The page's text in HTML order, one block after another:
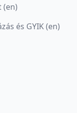
(en)
és GYIK (en)